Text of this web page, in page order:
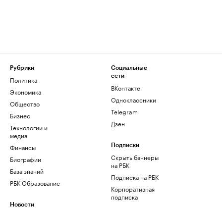
Рубрики
Политика
Экономика
Общество
Бизнес
Технологии и
медиа
Финансы
Биографии
База знаний
РБК Образование
Новости
Социальные
сети
ВКонтакте
Одноклассники
Telegram
Дзен
Подписки
Скрыть баннеры
на РБК
Подписка на РБК
Корпоративная
подписка